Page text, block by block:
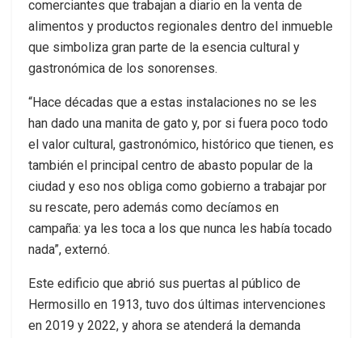
comerciantes que trabajan a diario en la venta de
alimentos y productos regionales dentro del inmueble
que simboliza gran parte de la esencia cultural y
gastronómica de los sonorenses.
“Hace décadas que a estas instalaciones no se les
han dado una manita de gato y, por si fuera poco todo
el valor cultural, gastronómico, histórico que tienen, es
también el principal centro de abasto popular de la
ciudad y eso nos obliga como gobierno a trabajar por
su rescate, pero además como decíamos en
campaña: ya les toca a los que nunca les había tocado
nada”, externó.
Este edificio que abrió sus puertas al público de
Hermosillo en 1913, tuvo dos últimas intervenciones
en 2019 y 2022, y ahora se atenderá la demanda